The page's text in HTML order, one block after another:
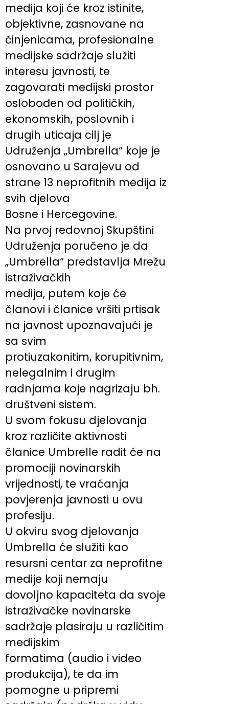
medija koji će kroz istinite,
objektivne, zasnovane na
činjenicama, profesionalne
medijske sadržaje služiti
interesu javnosti, te
zagovarati medijski prostor
oslobođen od političkih,
ekonomskih, poslovnih i
drugih uticaja cilj je
Udruženja „Umbrella“ koje je
osnovano u Sarajevu od
strane 13 neprofitnih medija iz
svih djelova
Bosne i Hercegovine.
Na prvoj redovnoj Skupštini
Udruženja poručeno je da
„Umbrella“ predstavlja Mrežu
istraživačkih
medija, putem koje će
članovi i članice vršiti prtisak
na javnost upoznavajući je
sa svim
protiuzakonitim, korupitivnim,
nelegalnim i drugim
radnjama koje nagrizaju bh.
društveni sistem.
U svom fokusu djelovanja
kroz različite aktivnosti
članice Umbrelle radit će na
promociji novinarskih
vrijednosti, te vraćanja
povjerenja javnosti u ovu
profesiju.
U okviru svog djelovanja
Umbrella će služiti kao
resursni centar za neprofitne
medije koji nemaju
dovoljno kapaciteta da svoje
istraživačke novinarske
sadržaje plasiraju u različitim
medijskim
formatima (audio i video
produkcija), te da im
pomogne u pripremi